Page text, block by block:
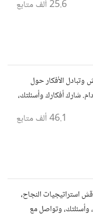
25.6 ألف متابع
وتبادل الأفكار حول
شارك أفكارك وأسئلتك،
46.1 ألف متابع
استراتيجيات النجاح،
وأسئلتك، وتواصل مع